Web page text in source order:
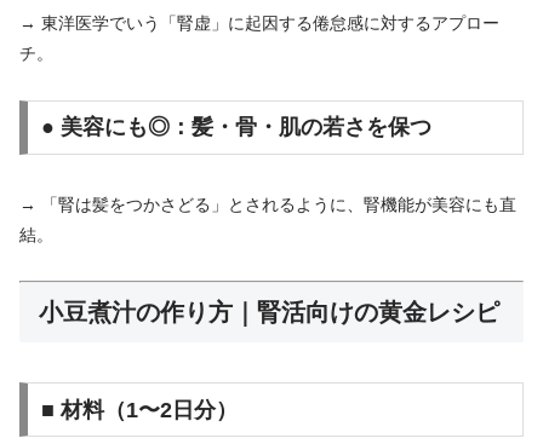
→ 東洋医学でいう「腎虚」に起因する倦怠感に対するアプロー
チ。
● 美容にも◎：髪・骨・肌の若さを保つ
→ 「腎は髪をつかさどる」とされるように、腎機能が美容にも直
結。
小豆煮汁の作り方｜腎活向けの黄金レシピ
■ 材料（1〜2日分）